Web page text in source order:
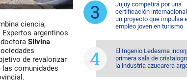
ciencia,
Expertos argentinos
Silvina
de revalorizar
las comunidades
.
Jujuy competirá por una
certificación
un proyecto que impulsa
empleo joven en turismo
El Ingenio Ledesma
primera sala de
la industria azucarera